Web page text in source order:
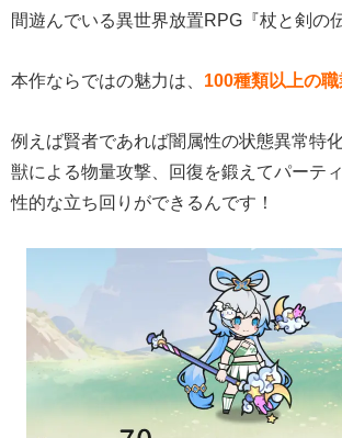
間遊んでいる異世界放置RPG『杖と剣の
本作ならではの魅力は、 100種類以上の職
例えば賢者であれば闇属性の状態異常特
獣による物量攻撃、回復を鍛えてパーテ
性的な立ち回りができるんです！